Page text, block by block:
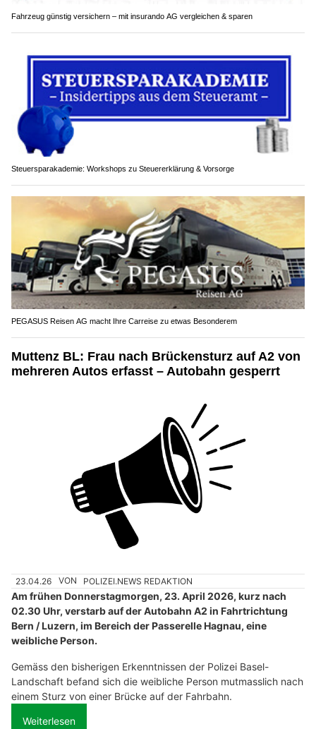
Fahrzeug günstig versichern – mit insurando AG vergleichen & sparen
Steuersparakademie: Workshops zu Steuererklärung & Vorsorge
PEGASUS Reisen AG macht Ihre Carreise zu etwas Besonderem
Muttenz BL: Frau nach Brückensturz auf A2 von
mehreren Autos erfasst – Autobahn gesperrt
23.04.26 VON POLIZEI.NEWS REDAKTION
Am frühen Donnerstagmorgen, 23. April 2026, kurz nach
02.30 Uhr, verstarb auf der Autobahn A2 in Fahrtrichtung
Bern / Luzern, im Bereich der Passerelle Hagnau, eine
weibliche Person.
Gemäss den bisherigen Erkenntnissen der Polizei Basel-
Landschaft befand sich die weibliche Person mutmasslich nach
einem Sturz von einer Brücke auf der Fahrbahn.
Weiterlesen